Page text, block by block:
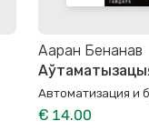
Ааран Бенанав
Автоматизация и
€ 14.00